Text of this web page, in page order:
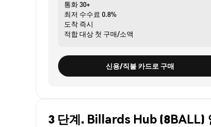
통화30+
최저 수수료 0.8%
도착 즉시
적합 대상 첫 구매/소액
신용/직불 카드로 구매
3 단계. Billards Hub (8BALL)